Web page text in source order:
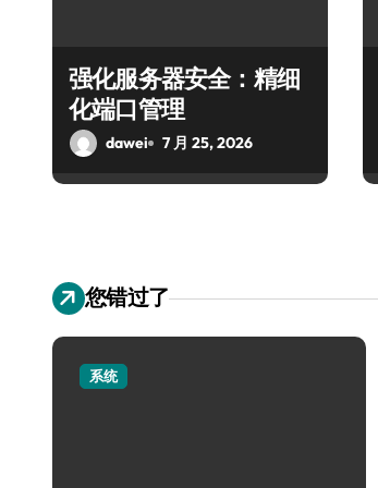
强化服务器安全：精细
化端口管理
dawei 7 月 25, 2026
您错过了
系统